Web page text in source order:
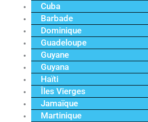
Cuba
Barbade
Dominique
Guadeloupe
Guyane
Guyana
Haïti
Îles Vierges
Jamaïque
Martinique